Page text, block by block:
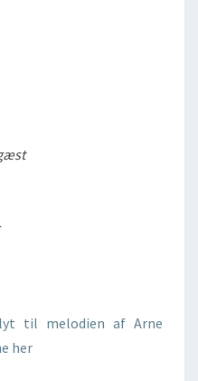
lyt til melodien af Arne
her